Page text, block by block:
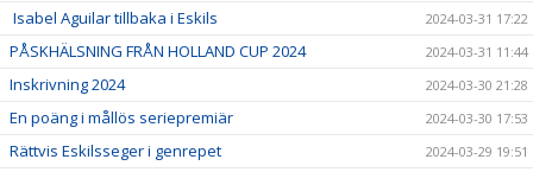
Isabel Aguilar tillbaka i Eskils 2024-03-31 17:22
PÅSKHÄLSNING FRÅN HOLLAND CUP 2024 2024-03-31 11:44
Inskrivning 2024 2024-03-30 21:28
En poäng i mållös seriepremiär 2024-03-30 17:53
Rättvis Eskilsseger i genrepet 2024-03-29 19:51